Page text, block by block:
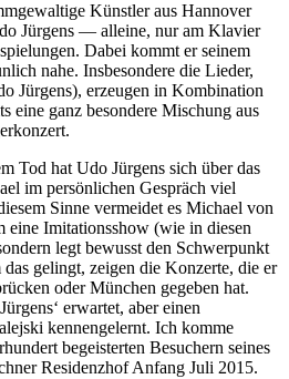
Künstler aus Hannover
Jürgens — alleine, nur am Klavier
Dabei kommt er seinem
nahe. Insbesondere die Lieder,
Jürgens), erzeugen in Kombination
eine ganz besondere Mischung aus
Tod hat Udo Jürgens sich über das
im persönlichen Gespräch viel
Sinne vermeidet es Michael von
eine Imitationsshow (wie in diesen
legt bewusst den Schwerpunkt
gelingt, zeigen die Konzerte, die er
oder München gegeben hat.
erwartet, aber einen
kennengelernt. Ich komme
begeisterten Besuchern seines
Residenzhof Anfang Juli 2015.